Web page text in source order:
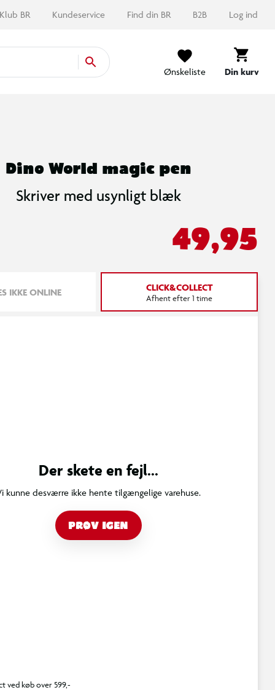
Klub BR Kundeservice Find din BR B2B Log ind
Ønskeliste Din kurv
Dino World magic pen
Skriver med usynligt blæk
49,95
IKKE ONLINE CLICK&COLLECT
Afhent efter 1 time
Der skete en fejl...
kunne desværre ikke hente tilgængelige varehuse.
PRØV IGEN
ved køb over 599,-